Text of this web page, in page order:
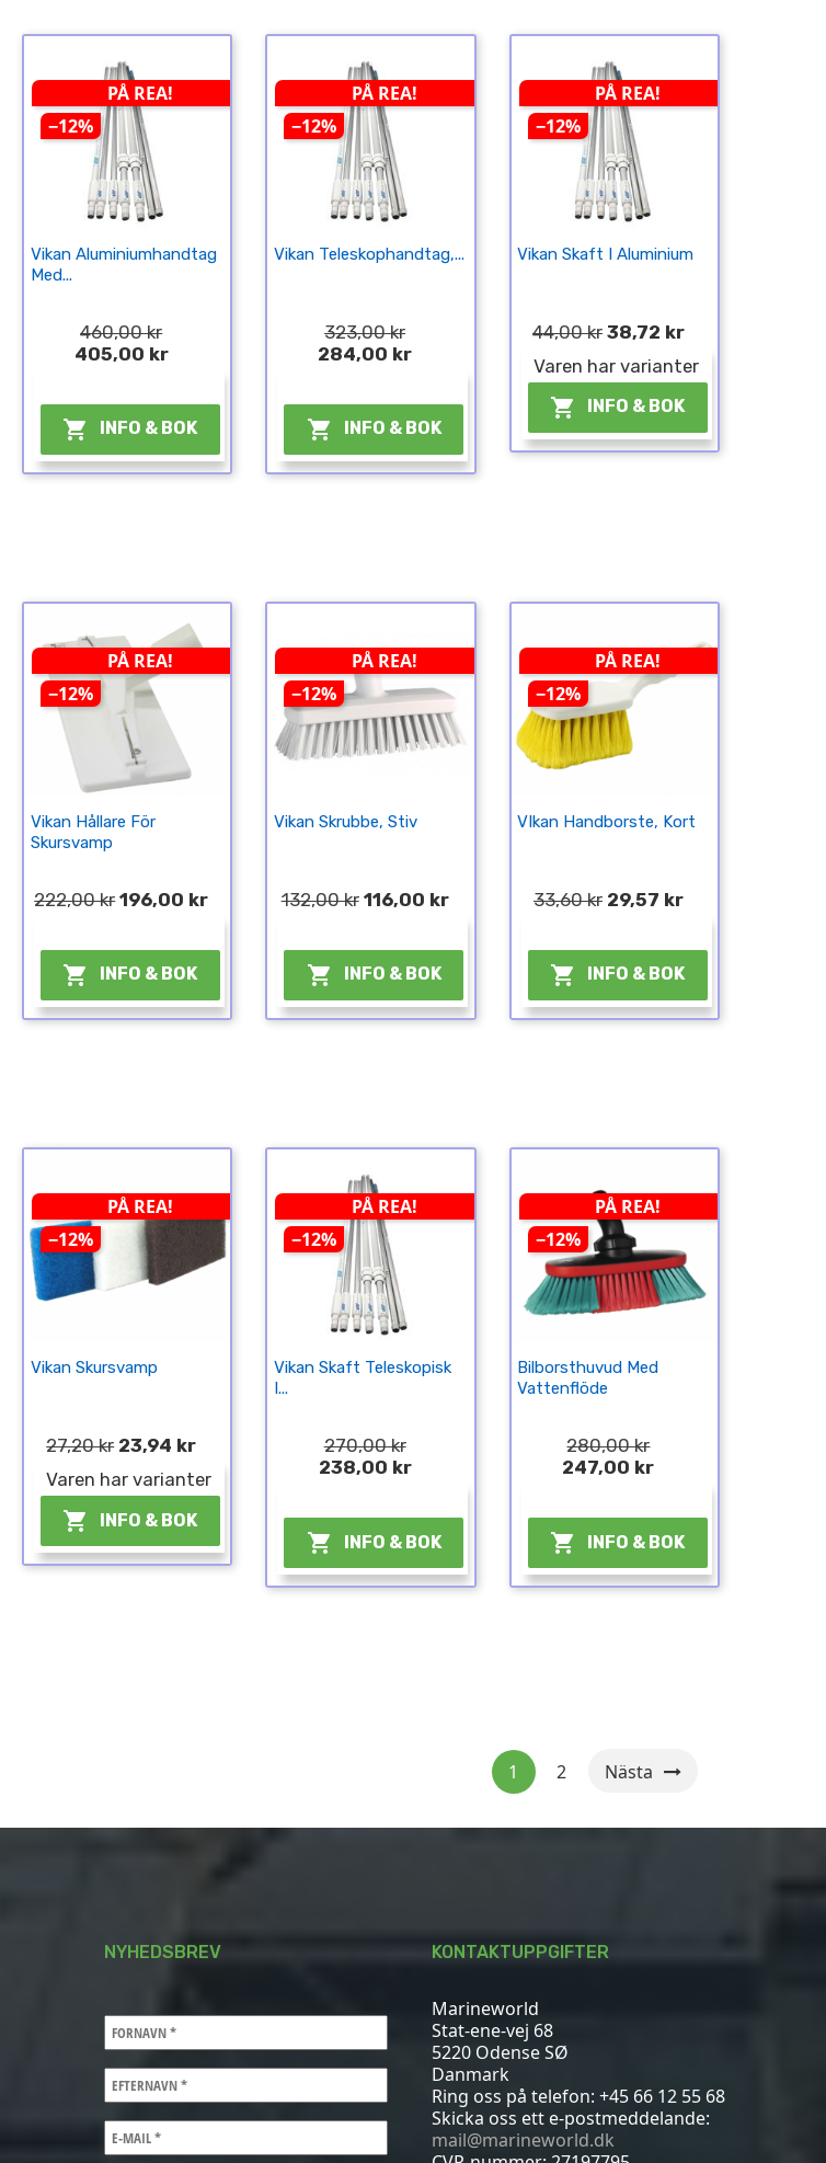
PÅ REA!
−12%
Vikan Aluminiumhandtag
Med...
460,00 kr
405,00 kr
 INFO & BOK
PÅ REA!
−12%
Vikan Teleskophandtag,...
323,00 kr
284,00 kr
 INFO & BOK
PÅ REA!
−12%
Vikan Skaft I Aluminium
44,00 kr 38,72 kr
Varen har varianter
 INFO & BOK
PÅ REA!
−12%
Vikan Hållare För
Skursvamp
222,00 kr 196,00 kr
 INFO & BOK
PÅ REA!
−12%
Vikan Skrubbe, Stiv
132,00 kr 116,00 kr
 INFO & BOK
PÅ REA!
−12%
VIkan Handborste, Kort
33,60 kr 29,57 kr
 INFO & BOK
PÅ REA!
−12%
Vikan Skursvamp
27,20 kr 23,94 kr
Varen har varianter
 INFO & BOK
PÅ REA!
−12%
Vikan Skaft Teleskopisk
I...
270,00 kr
238,00 kr
 INFO & BOK
PÅ REA!
−12%
Bilborsthuvud Med
Vattenflöde
280,00 kr
247,00 kr
 INFO & BOK
1 2 Nästa
NYHEDSBREV KONTAKTUPPGIFTER
Marineworld
Stat-ene-vej 68
5220 Odense SØ
Danmark
Ring oss på telefon: +45 66 12 55 68
Skicka oss ett e-postmeddelande:
mail@marineworld.dk